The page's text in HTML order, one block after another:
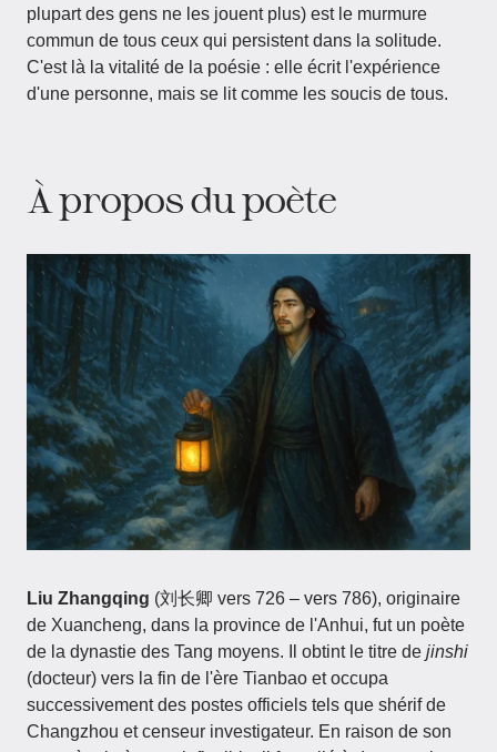
plupart des gens ne les jouent plus) est le murmure
commun de tous ceux qui persistent dans la solitude.
C'est là la vitalité de la poésie : elle écrit l'expérience
d'une personne, mais se lit comme les soucis de tous.
À propos du poète
Liu Zhangqing (刘长卿 vers 726 – vers 786), originaire
de Xuancheng, dans la province de l'Anhui, fut un poète
de la dynastie des Tang moyens. Il obtint le titre de jinshi
(docteur) vers la fin de l'ère Tianbao et occupa
successivement des postes officiels tels que shérif de
Changzhou et censeur investigateur. En raison de son